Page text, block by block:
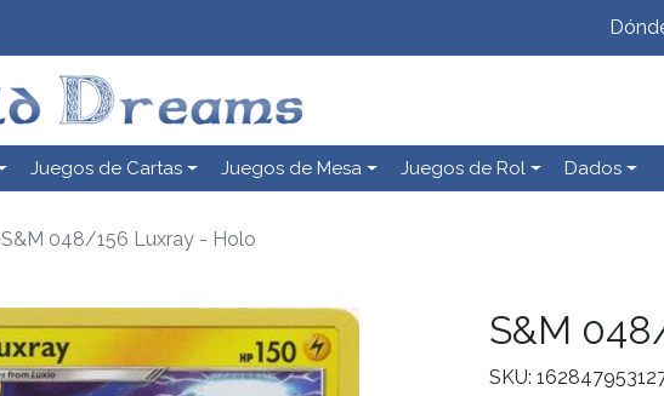
Juegos de Cartas Juegos de Mesa Juegos de Rol Dados
S&M 048/156 Luxray - Holo
S&M
SKU: